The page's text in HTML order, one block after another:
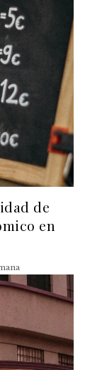
de
en